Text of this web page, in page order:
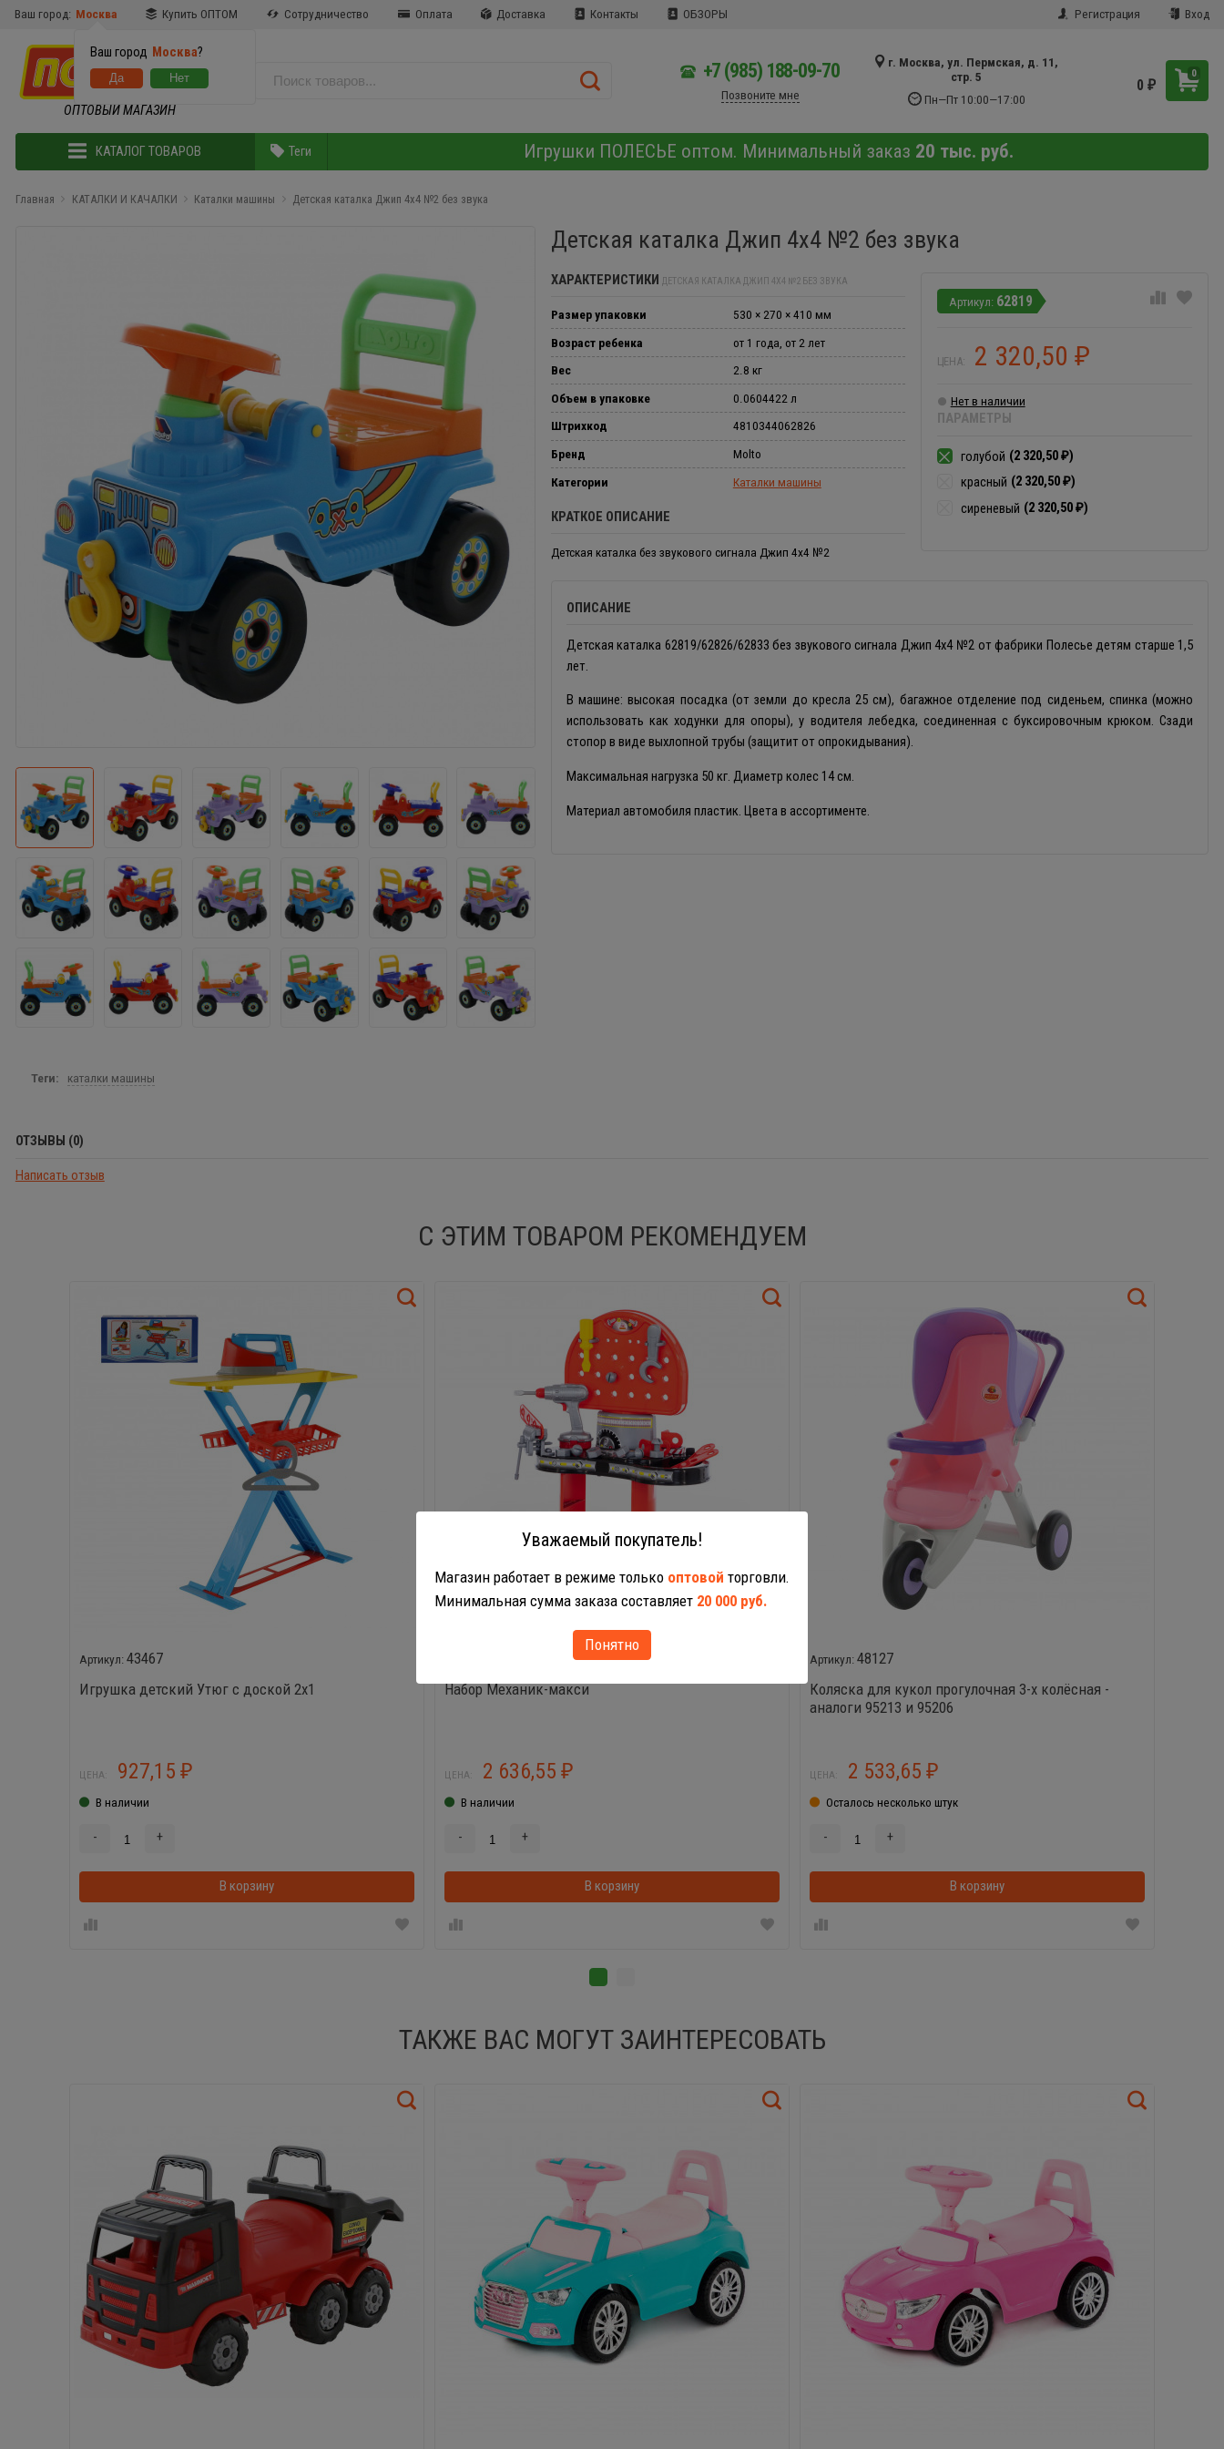
Ваш город: Москва
Ваш город Москва?
Купить ОПТОМ Сотрудничество Оплата Доставка Контакты ОБЗОРЫ Регистрация Вход
ОПТОВЫЙ МАГАЗИН
+7 (985) 188-09-70
Позвоните мне
г. Москва, ул. Пермская, д. 11,
стр. 5
Пн—Пт 10:00—17:00
0
0₽
КАТАЛОГ ТОВАРОВ Теги Игрушки ПОЛЕСЬЕ оптом. Минимальный заказ 20 тыс. руб.
Главная КАТАЛКИ И КАЧАЛКИ Каталки машины Детская каталка Джип 4х4 №2 без звука
Детская каталка Джип 4х4 №2 без звука
62819
ЦЕНА: 2 320,50₽
Нет в наличии
ПАРАМЕТРЫ
голубой (2 320,50₽)
красный (2 320,50₽)
сиреневый (2 320,50₽)
ХАРАКТЕРИСТИКИ ДЕТСКАЯ КАТАЛКА ДЖИП 4Х4 №2 БЕЗ ЗВУКА
Размер упаковки
530 × 270 × 410 мм
Возраст ребенка
от 1 года, от 2 лет
Вес
2.8 кг
Объем в упаковке
0.0604422 л
Штрихкод
4810344062826
Бренд
Molto
Категории
Каталки машины
КРАТКОЕ ОПИСАНИЕ
Детская каталка без звукового сигнала Джип 4х4 №2
ОПИСАНИЕ
Детская каталка 62819/62826/62833 без звукового сигнала Джип 4х4 №2 от фабрики Полесье детям старше 1,5
лет.
В машине: высокая посадка (от земли до кресла 25 см), багажное отделение под сиденьем, спинка (можно
использовать как ходунки для опоры), у водителя лебедка, соединенная с буксировочным крюком. Сзади
стопор в виде выхлопной трубы (защитит от опрокидывания).
Максимальная нагрузка 50 кг. Диаметр колес 14 см.
Материал автомобиля пластик. Цвета в ассортименте.
Теги: каталки машины
ОТЗЫВЫ (0)
Написать отзыв
С ЭТИМ ТОВАРОМ РЕКОМЕНДУЕМ
43467
Игрушка детский Утюг с доской 2х1
ЦЕНА: 927,15 ₽
В наличии
- +
В корзину В корзинке
Набор Механик-макси
ЦЕНА: 2 636,55 ₽
В наличии
- +
В корзину В корзинке
48127
Коляска для кукол прогулочная 3-х колёсная -
аналоги 95213 и 95206
ЦЕНА: 2 533,65 ₽
Осталось несколько штук
- +
В корзину
ТАКЖЕ ВАС МОГУТ ЗАИНТЕРЕСОВАТЬ
Уважаемый покупатель!
Магазин работает в режиме только оптовой торговли.
Минимальная сумма заказа составляет 20 000 руб.
Понятно